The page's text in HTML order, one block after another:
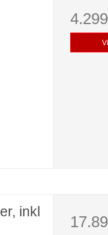
inkl